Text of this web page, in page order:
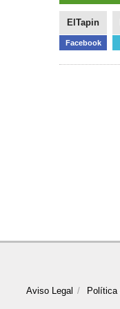
ElTapin
Facebook
Aviso Legal Política